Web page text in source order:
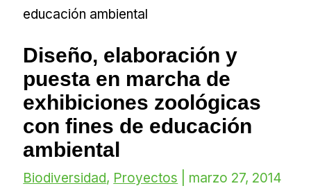
educación ambiental
Diseño, elaboración y
puesta en marcha de
exhibiciones zoológicas
con fines de educación
ambiental
Biodiversidad, Proyectos marzo 27, 2014